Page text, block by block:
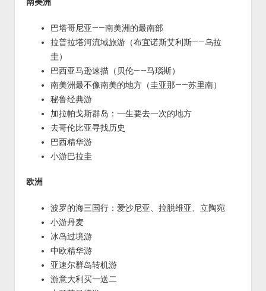
南美洲
巴塔哥尼亚——南美洲的最南部
拉普拉塔河流域旅游（布宜诺斯艾利斯——乌拉
圭）
巴西亚马逊速描（贝伦——马瑙斯）
南美洲最不像南美的地方（圭亚那——苏里南）
秘鲁经典游
加拉帕戈斯群岛：一生要去一次的地方
去哥伦比亚寻找历史
巴西精华游
小游巴拉圭
欧洲
波罗的海三国行：爱沙尼亚、拉脱维亚、立陶宛
小游丹麦
冰岛过境游
中欧精华游
亚速尔群岛转机游
游意大利买一送二